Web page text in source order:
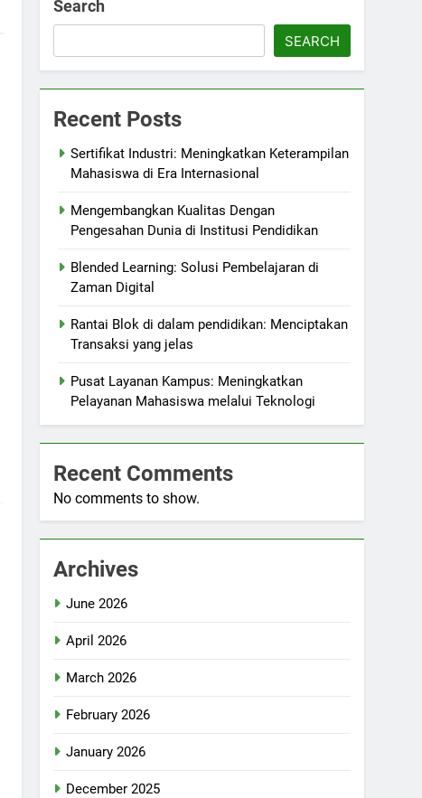
Search
SEARCH
Recent Posts
Sertifikat Industri: Meningkatkan Keterampilan
Mahasiswa di Era Internasional
Mengembangkan Kualitas Dengan
Pengesahan Dunia di Institusi Pendidikan
Blended Learning: Solusi Pembelajaran di
Zaman Digital
Rantai Blok di dalam pendidikan: Menciptakan
Transaksi yang jelas
Pusat Layanan Kampus: Meningkatkan
Pelayanan Mahasiswa melalui Teknologi
Recent Comments
No comments to show.
Archives
June 2026
April 2026
March 2026
February 2026
January 2026
December 2025